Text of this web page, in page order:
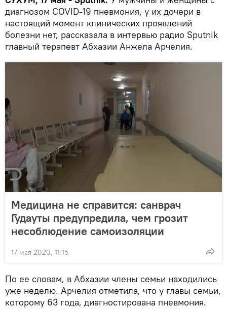
диагнозом COVID-19 пневмония, у их дочери в
настоящий момент клинических проявлений
болезни нет, рассказала в интервью радио Sputnik
главный терапевт Абхазии Анжела Арчелия.
Медицина не справится: санврач
Гудауты предупредила, чем грозит
несоблюдение самоизоляции
17 мая 2020, 11:15
По ее словам, в Абхазии члены семьи находились
уже неделю. Арчелия отметила, что у главы семьи,
которому 63 года, диагностирована пневмония.